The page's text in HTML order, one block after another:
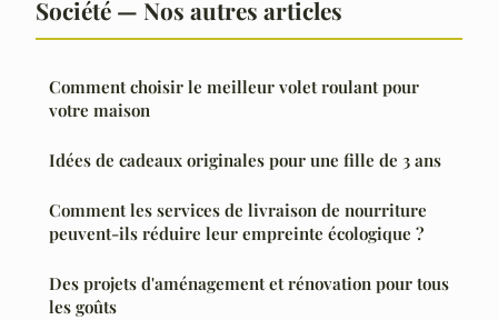
Société — Nos autres articles
Comment choisir le meilleur volet roulant pour
votre maison
Idées de cadeaux originales pour une fille de 3 ans
Comment les services de livraison de nourriture
peuvent-ils réduire leur empreinte écologique ?
Des projets d'aménagement et rénovation pour tous
les goûts